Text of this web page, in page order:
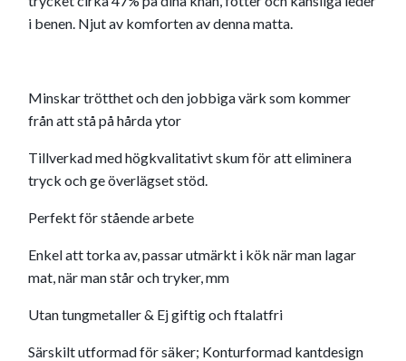
i benen. Njut av komforten av denna matta.
Minskar trötthet och den jobbiga värk som kommer
från att stå på hårda ytor
Tillverkad med högkvalitativt skum för att eliminera
tryck och ge överlägset stöd.
Perfekt för stående arbete
Enkel att torka av, passar utmärkt i kök när man lagar
mat, när man står och tryker, mm
Utan tungmetaller & Ej giftig och ftalatfri
Särskilt utformad för säker; Konturformad kantdesign